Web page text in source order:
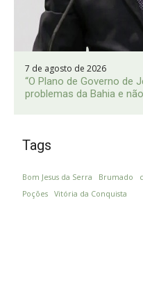
7 de agosto de 2026
“O Plano de Governo de
problemas da Bahia e
Tags
Bom Jesus da Serra Brumado
Poções
Vitória da Conquista